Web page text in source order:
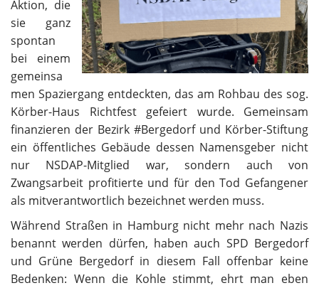
Aktion, die
sie ganz
spontan
bei einem
gemeinsa
men Spaziergang entdeckten, das am Rohbau des sog.
Körber-Haus Richtfest gefeiert wurde. Gemeinsam
finanzieren der Bezirk #Bergedorf und Körber-Stiftung
ein öffentliches Gebäude dessen Namensgeber nicht
nur NSDAP-Mitglied war, sondern auch von
Zwangsarbeit profitierte und für den Tod Gefangener
als mitverantwortlich bezeichnet werden muss.
Während Straßen in Hamburg nicht mehr nach Nazis
benannt werden dürfen, haben auch SPD Bergedorf
und Grüne Bergedorf in diesem Fall offenbar keine
Bedenken: Wenn die Kohle stimmt, ehrt man eben